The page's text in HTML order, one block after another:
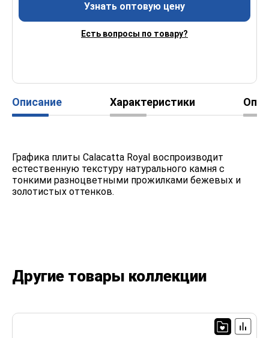
Узнать оптовую цену
Есть вопросы по товару?
Описание Характеристики
Графика плиты Calacatta Royal воспроизводит
естественную текстуру натурального камня с
тонкими разноцветными прожилками бежевых и
золотистых оттенков.
Другие товары коллекции